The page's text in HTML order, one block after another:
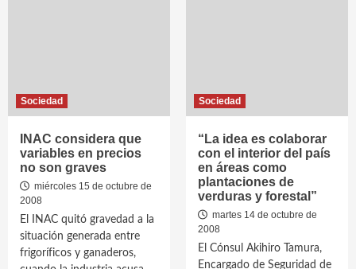
Sociedad
INAC considera que
variables en precios
no son graves
miércoles 15 de octubre de
2008
El INAC quitó gravedad a la
situación generada entre
frigoríficos y ganaderos,
Sociedad
“La idea es colaborar
con el interior del país
en áreas como
plantaciones de
verduras y forestal”
martes 14 de octubre de
2008
El Cónsul Akihiro Tamura,
Encargado de Seguridad de